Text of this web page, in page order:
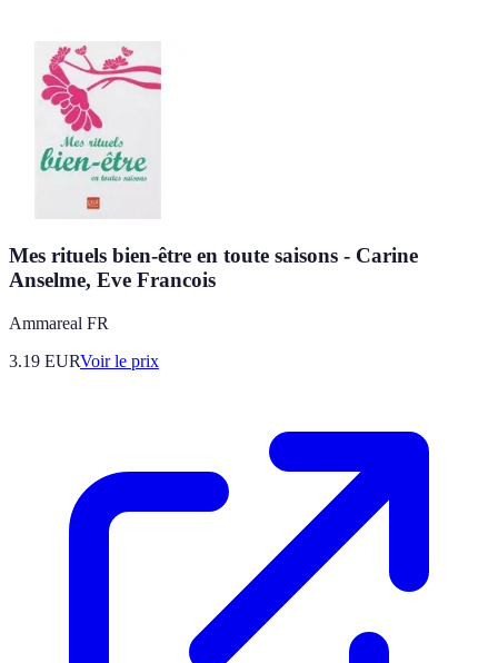
Mes rituels bien-être en toute saisons - Carine
Anselme, Eve Francois
Ammareal FR
3.19 EURVoir le prix